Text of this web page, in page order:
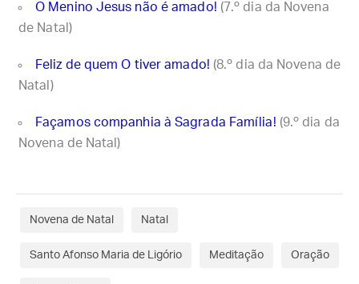
O Menino Jesus não é amado! (7.º dia da Novena
de Natal)
Feliz de quem O tiver amado! (8.º dia da Novena de
Natal)
Façamos companhia à Sagrada Família! (9.º dia da
Novena de Natal)
Novena de Natal Natal
Santo Afonso Maria de Ligório Meditação Oração